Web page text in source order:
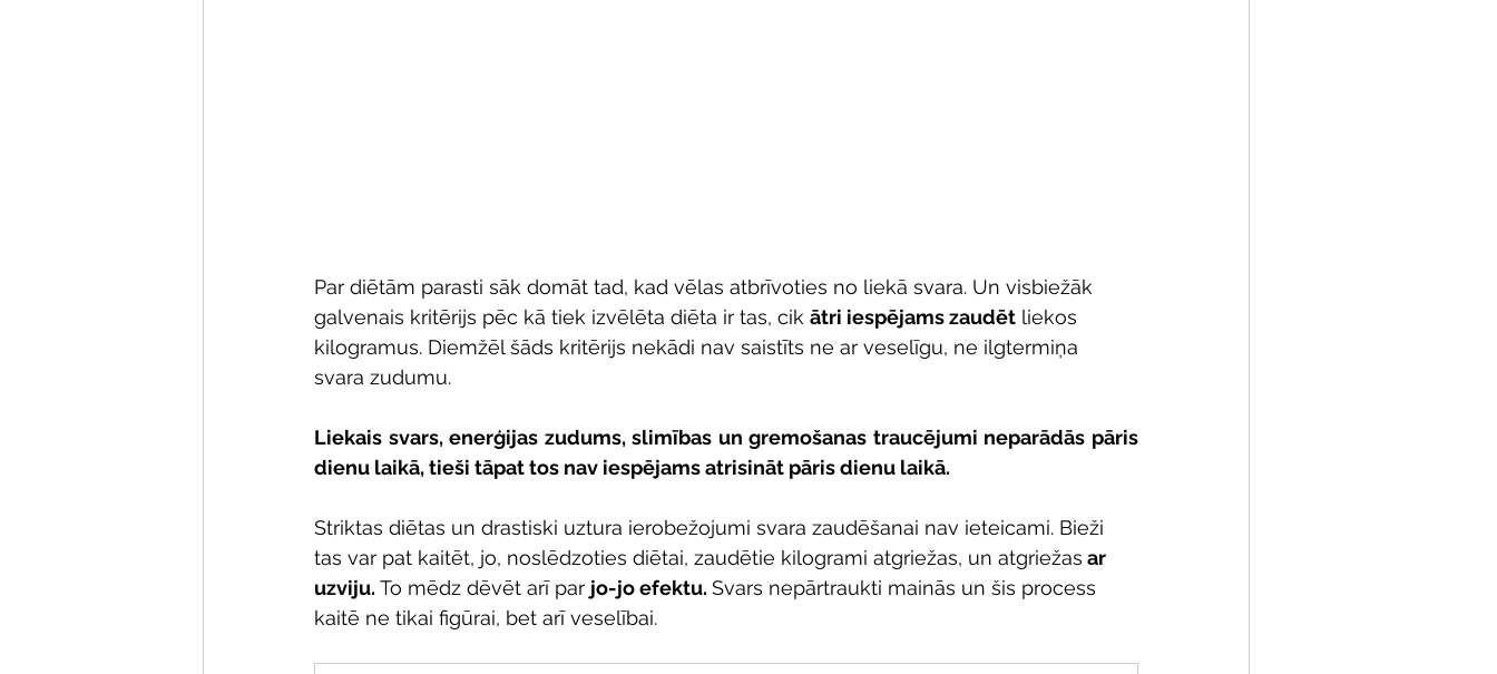
Par diētām parasti sāk domāt tad, kad vēlas atbrīvoties no liekā svara. Un visbiežāk
galvenais kritērijs pēc kā tiek izvēlēta diēta ir tas, cik ātri iespējams zaudēt liekos
kilogramus. Diemžēl šāds kritērijs nekādi nav saistīts ne ar veselīgu, ne ilgtermiņa
svara zudumu.
Liekais svars, enerģijas zudums, slimības un gremošanas traucējumi neparādās pāris
dienu laikā, tieši tāpat tos nav iespējams atrisināt pāris dienu laikā.
Striktas diētas un drastiski uztura ierobežojumi svara zaudēšanai nav ieteicami. Bieži
tas var pat kaitēt, jo, noslēdzoties diētai, zaudētie kilogrami atgriežas, un atgriežas ar
uzviju. To mēdz dēvēt arī par jo-jo efektu. Svars nepārtraukti mainās un šis process
kaitē ne tikai figūrai, bet arī veselībai.